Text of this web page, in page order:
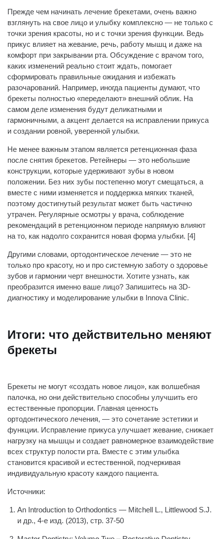
Прежде чем начинать лечение брекетами, очень важно
взглянуть на свое лицо и улыбку комплексно — не только с
точки зрения красоты, но и с точки зрения функции. Ведь
прикус влияет на жевание, речь, работу мышц и даже на
комфорт при закрывании рта. Обсуждение с врачом того,
каких изменений реально стоит ждать, помогает
сформировать правильные ожидания и избежать
разочарований. Например, иногда пациенты думают, что
брекеты полностью «переделают» внешний облик. На
самом деле изменения будут деликатными и
гармоничными, а акцент делается на исправлении прикуса
и создании ровной, уверенной улыбки.
Не менее важным этапом является ретенционная фаза
после снятия брекетов. Ретейнеры — это небольшие
конструкции, которые удерживают зубы в новом
положении. Без них зубы постепенно могут смещаться, а
вместе с ними изменяется и поддержка мягких тканей,
поэтому достигнутый результат может быть частично
утрачен. Регулярные осмотры у врача, соблюдение
рекомендаций в ретенционном периоде напрямую влияют
на то, как надолго сохранится новая форма улыбки. [4]
Другими словами, ортодонтическое лечение — это не
только про красоту, но и про системную заботу о здоровье
зубов и гармонии черт внешности. Хотите узнать, как
преобразится именно ваше лицо? Запишитесь на 3D-
диагностику и моделирование улыбки в Innova Clinic.
Итоги: что действительно меняют
брекеты
Брекеты не могут «создать новое лицо», как волшебная
палочка, но они действительно способны улучшить его
естественные пропорции. Главная ценность
ортодонтического лечения, — это сочетание эстетики и
функции. Исправление прикуса улучшает жевание, снижает
нагрузку на мышцы и создает равномерное взаимодействие
всех структур полости рта. Вместе с этим улыбка
становится красивой и естественной, подчеркивая
индивидуальную красоту каждого пациента.
Источники:
An Introduction to Orthodontics — Mitchell L., Littlewood S.J.
и др., 4‑е изд. (2013), стр. 37-50